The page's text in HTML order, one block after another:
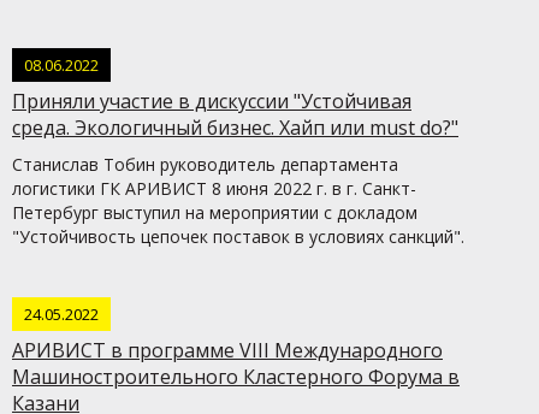
08.06.2022
Приняли участие в дискуссии "Устойчивая
среда. Экологичный бизнес. Хайп или must do?"
Станислав Тобин руководитель департамента
логистики ГК АРИВИСТ 8 июня 2022 г. в г. Санкт-
Петербург выступил на мероприятии с докладом
"Устойчивость цепочек поставок в условиях санкций".
24.05.2022
АРИВИСТ в программе VIII Международного
Машиностроительного Кластерного Форума в
Казани